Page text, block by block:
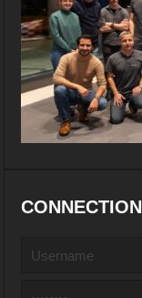
CONNECTION